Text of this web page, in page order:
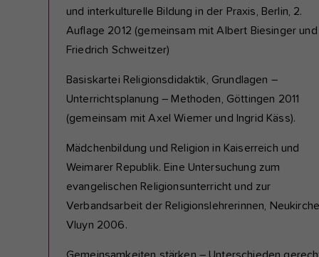
und interkulturelle Bildung in der Praxis, Berlin, 2.
Auflage 2012 (gemeinsam mit Albert Biesinger und
Friedrich Schweitzer)
Basiskartei Religionsdidaktik, Grundlagen –
Unterrichtsplanung – Methoden, Göttingen 2011
(gemeinsam mit Axel Wiemer und Ingrid Käss).
Mädchenbildung und Religion in Kaiserreich und
Weimarer Republik. Eine Untersuchung zum
evangelischen Religionsunterricht und zur
Verbandsarbeit der Religionslehrerinnen,
Vluyn 2006.